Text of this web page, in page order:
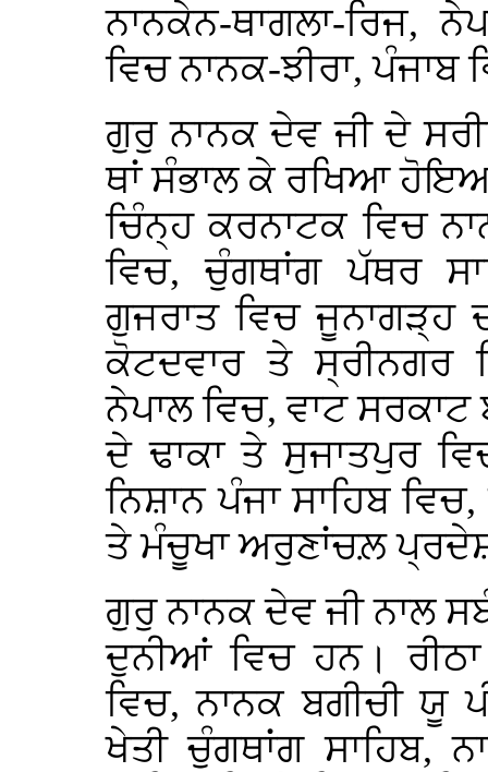
ਨਾਨਕੇਨ-ਥਾਗਲਾ-ਰਿਜ,
ਵਿਚ ਨਾਨਕ-ਝੀਰਾ, ਪੰਜਾਬ
ਗੁਰੁ ਨਾਨਕ ਦੇਵ ਜੀ ਦੇ
ਥਾਂ ਸੰਭਾਲ ਕੇ ਰਖਿਆ
ਚਿੰਨ੍ਹ ਕਰਨਾਟਕ ਵਿਚ
ਵਿਚ, ਚੁੰਗਥਾਂਗ ਪੱਥਰ
ਗੁਜਰਾਤ ਵਿਚ ਜੂਨਾਗੜ੍ਹ
ਕੋਟਦਵਾਰ ਤੇ ਸ੍ਰੀਨਗਰ
ਨੇਪਾਲ ਵਿਚ, ਵਾਟ
ਦੇ ਢਾਕਾ ਤੇ ਸੁਜਾਤਪੁਰ
ਨਿਸ਼ਾਨ ਪੰਜਾ ਸਾਹਿਬ
ਤੇ ਮੰਚੂਖਾ ਅਰੁਣਾਂਚਲ਼
ਗੁਰੁ ਨਾਨਕ ਦੇਵ ਜੀ ਨਾਲ
ਦੁਨੀਆਂ ਵਿਚ ਹਨ।
ਵਿਚ, ਨਾਨਕ ਬਗੀਚੀ ਯੂ
ਖੇਤੀ ਚੁੰਗਥਾਂਗ ਸਾਹਿਬ,